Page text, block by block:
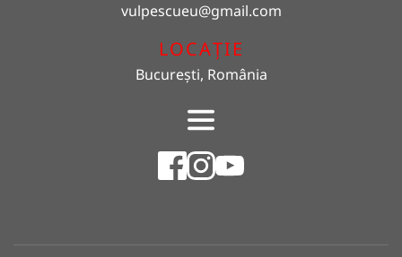
vulpescueu@gmail.com
LOCAȚIE
București, România